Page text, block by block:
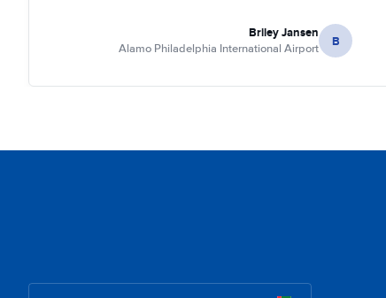
B
Briley Jansen
Alamo Philadelphia International Airport